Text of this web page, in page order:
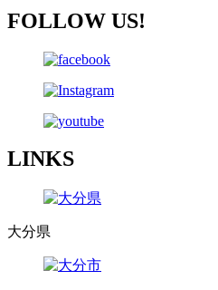
FOLLOW US!
LINKS
大分県